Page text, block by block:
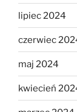
lipiec 2024
czerwiec
maj 2024
kwiecień